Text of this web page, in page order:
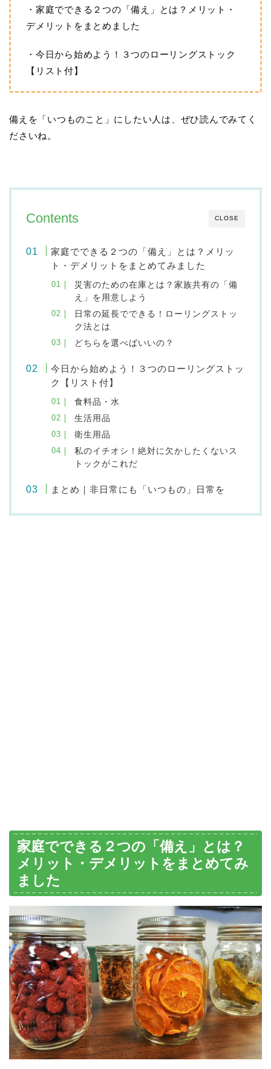
・家庭でできる２つの「備え」とは？メリット・
デメリットをまとめました
・今日から始めよう！３つのローリングストック
【リスト付】
備えを「いつものこと」にしたい人は、ぜひ読んでみてく
ださいね。
CLOSE
Contents
家庭でできる２つの「備え」とは？メリッ
ト・デメリットをまとめてみました
災害のための在庫とは？家族共有の「備
え」を用意しよう
日常の延長でできる！ローリングストッ
ク法とは
どちらを選べばいいの？
今日から始めよう！３つのローリングストッ
ク【リスト付】
食料品・水
生活用品
衛生用品
私のイチオシ！絶対に欠かしたくないス
トックがこれだ
まとめ｜非日常にも「いつもの」日常を
家庭でできる２つの「備え」とは？
メリット・デメリットをまとめてみ
ました